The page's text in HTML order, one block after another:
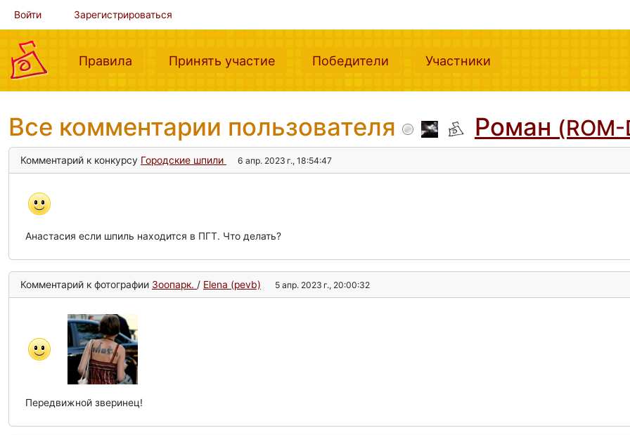
Войти Зарегистрироваться
Правила (current)Принять участие (current)Победители (current)Участники
Все комментарии пользователя Роман
Комментарий к конкурсу Городские шпили 6 апр. 2023 г., 18:54:47
Анастасия если шпиль находится в ПГТ. Что делать?
Комментарий к фотографии Зоопарк. / Elena (pevb) 5 апр. 2023 г., 20:00:32
Передвижной зверинец!